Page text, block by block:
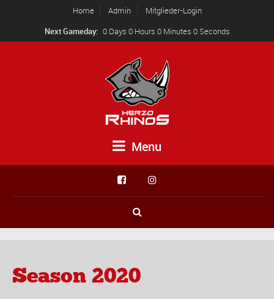
Home Admin
Mitglieder-Login
Next Gameday: 0 Days 0 Hours 0 Minutes 0 Seconds
Menu
Season 2020